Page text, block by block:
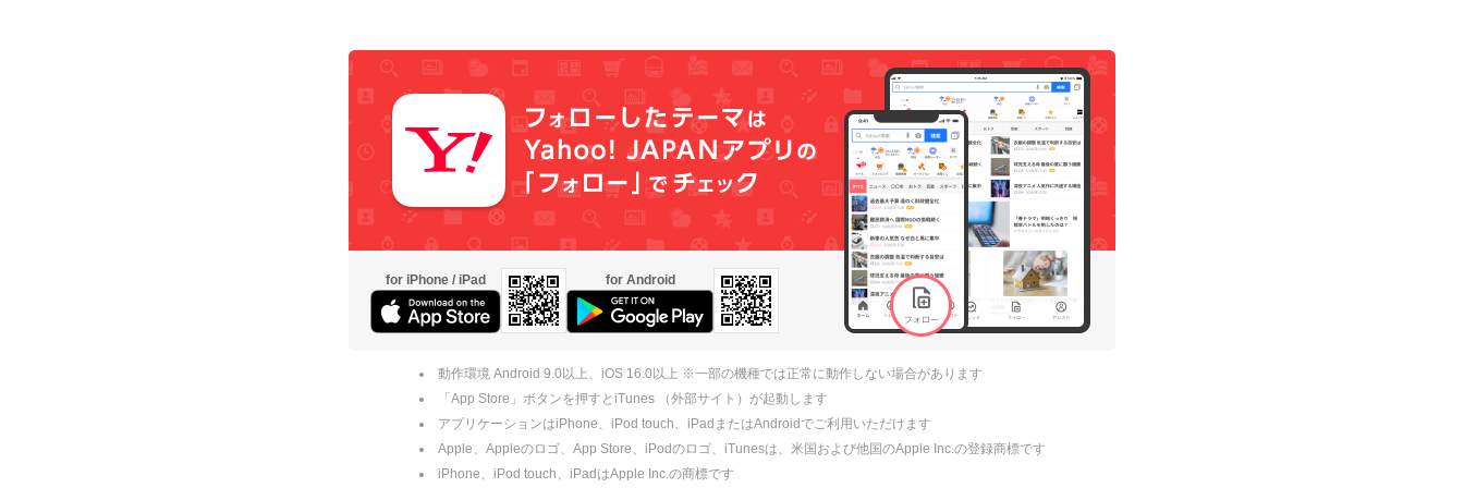
for iPhone / iPad for Android
動作環境 Android 9.0以上、iOS 16.0以上 ※一部の機種では正常に動作しない場合があります
「App Store」ボタンを押すとiTunes （外部サイト）が起動します
アプリケーションはiPhone、iPod touch、iPadまたはAndroidでご利用いただけます
Apple、Appleのロゴ、App Store、iPodのロゴ、iTunesは、米国および他国のApple Inc.の登録商標です
iPhone、iPod touch、iPadはApple Inc.の商標です